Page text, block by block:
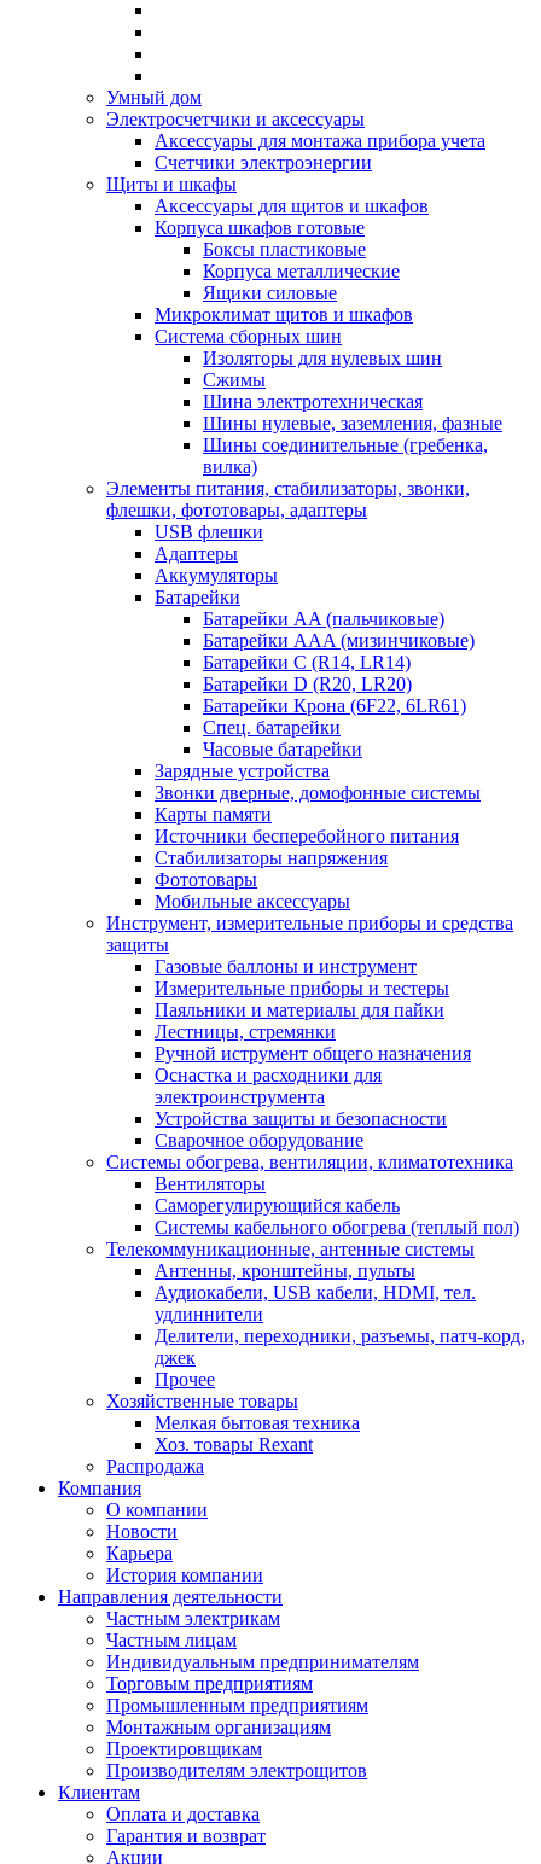
Умный дом
Электросчетчики и аксессуары
Аксессуары для монтажа прибора учета
Счетчики электроэнергии
Щиты и шкафы
Аксессуары для щитов и шкафов
Корпуса шкафов готовые
Боксы пластиковые
Корпуса металлические
Ящики силовые
Микроклимат щитов и шкафов
Система сборных шин
Изоляторы для нулевых шин
Сжимы
Шина электротехническая
Шины нулевые, заземления, фазные
Шины соединительные (гребенка,
вилка)
Элементы питания, стабилизаторы, звонки,
флешки, фототовары, адаптеры
USB флешки
Адаптеры
Аккумуляторы
Батарейки
Батарейки AA (пальчиковые)
Батарейки AAA (мизинчиковые)
Батарейки C (R14, LR14)
Батарейки D (R20, LR20)
Батарейки Крона (6F22, 6LR61)
Спец. батарейки
Часовые батарейки
Зарядные устройства
Звонки дверные, домофонные системы
Карты памяти
Источники бесперебойного питания
Стабилизаторы напряжения
Фототовары
Мобильные аксессуары
Инструмент, измерительные приборы и средства
защиты
Газовые баллоны и инструмент
Измерительные приборы и тестеры
Паяльники и материалы для пайки
Лестницы, стремянки
Ручной иструмент общего назначения
Оснастка и расходники для
электроинструмента
Устройства защиты и безопасности
Сварочное оборудование
Системы обогрева, вентиляции, климатотехника
Вентиляторы
Саморегулирующийся кабель
Системы кабельного обогрева (теплый пол)
Телекоммуникационные, антенные системы
Антенны, кронштейны, пульты
Аудиокабели, USB кабели, HDMI, тел.
удлиннители
Делители, переходники, разъемы, патч-корд,
джек
Прочее
Хозяйственные товары
Мелкая бытовая техника
Хоз. товары Rexant
Распродажа
Компания
О компании
Новости
Карьера
История компании
Направления деятельности
Частным электрикам
Частным лицам
Индивидуальным предпринимателям
Торговым предприятиям
Промышленным предприятиям
Монтажным организациям
Проектировщикам
Производителям электрощитов
Клиентам
Оплата и доставка
Гарантия и возврат
Акции